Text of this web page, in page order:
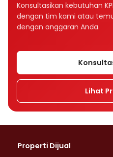
Konsultasikan kebutuhan
dengan tim kami atau
dengan anggaran Anda.
Lihat
Properti Dijual